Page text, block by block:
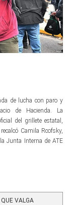
de lucha con paro y
de Hacienda. La
del grillete estatal,
Camila Rcofsky,
Junta Interna de ATE
VALGA